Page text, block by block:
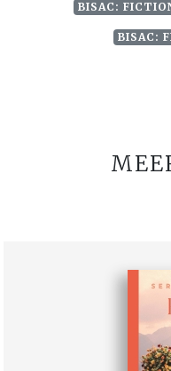
BISAC:
BISAC: